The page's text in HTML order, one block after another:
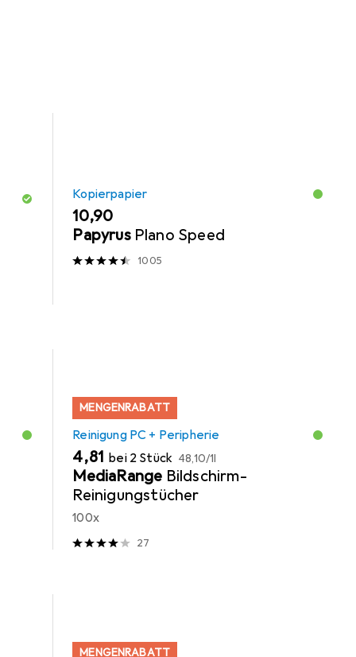
Kopierpapier
EUR
10,90
Papyrus Plano Speed
1005
MENGENRABATT
Reinigung PC + Peripherie
EUR
4,81 bei 2 Stück EUR
48,10/1l
MediaRange Bildschirm-
Reinigungstücher
100x
27
MENGENRABATT